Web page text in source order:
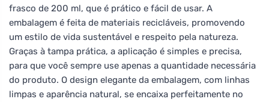
frasco de 200 ml, que é prático e fácil de usar. A
embalagem é feita de materiais recicláveis, promovendo
um estilo de vida sustentável e respeito pela natureza.
Graças à tampa prática, a aplicação é simples e precisa,
para que você sempre use apenas a quantidade necessária
do produto. O design elegante da embalagem, com linhas
limpas e aparência natural, se encaixa perfeitamente no